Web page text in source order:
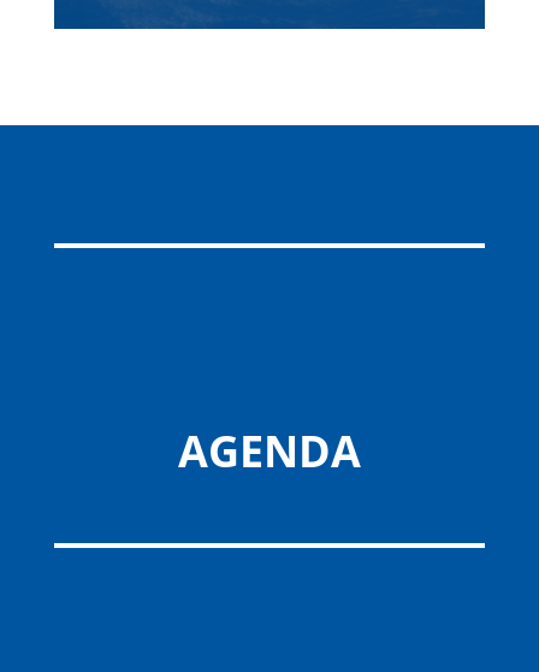
AGENDA